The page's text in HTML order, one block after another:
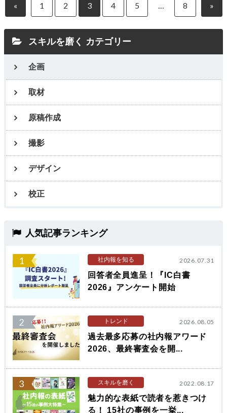
« 1 2 3 4 5 … 8 »
スキルを磨く カテゴリー
企画
取材
原稿作成
撮影
デザイン
校正
人気記事ランキング
1 社内報を知る 2026.07.31
回答者全員進呈！『IC白書
2026』アンケート開始
2 トレンド 2026.08.05
過去最多応募の社内報アワード
2026、最終審査会を開...
3 スキルを磨く 2022.08.17
魅力的な表紙で読者を惹きつけ
る！ 15社の事例を一挙...